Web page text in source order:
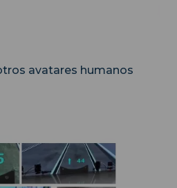
avatares humanos